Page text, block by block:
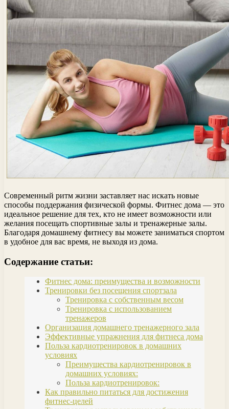
Современный ритм жизни заставляет нас искать новые
способы поддержания физической формы. Фитнес дома — это
идеальное решение для тех, кто не имеет возможности или
желания посещать спортивные залы и тренажерные залы.
Благодаря домашнему фитнесу вы можете заниматься спортом
в удобное для вас время, не выходя из дома.
Содержание статьи:
Фитнес дома: преимущества и возможности
Тренировки без посещения спортзала
Тренировка с собственным весом
Тренировка с использованием
тренажеров
Организация домашнего тренажерного зала
Эффективные упражнения для фитнеса дома
Польза кардиотренировок в домашних
условиях
Преимущества кардиотренировок в
домашних условиях:
Польза кардиотренировок:
Как правильно питаться для достижения
фитнес-целей